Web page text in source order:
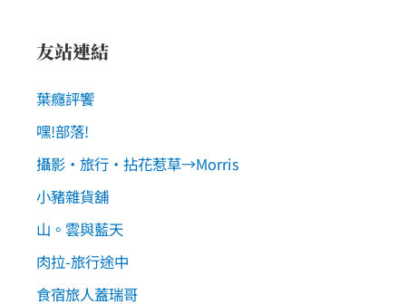
友站連結
葉癮評饗
嘿!部落!
攝影‧旅行‧拈花惹草→Morris
小豬雜貨舖
山。雲與藍天
肉拉-旅行途中
食宿旅人蓋瑞哥